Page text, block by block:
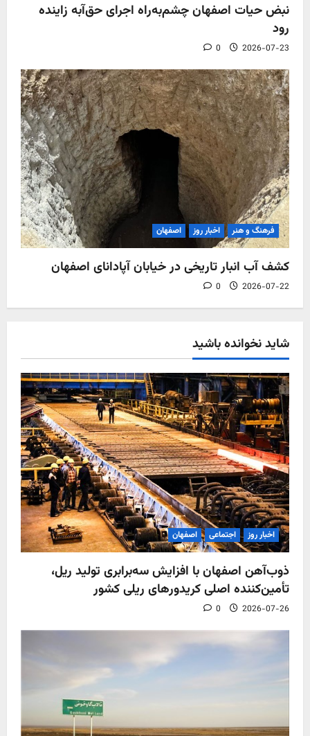
نبض حیات اصفهان چشم‌به‌راه اجرای حق‌آبه زاینده
رود
2026-07-23
0
فرهنگ و هنر اخبار روز اصفهان
کشف آب‌ انبار تاریخی در خیابان آپادانای اصفهان
2026-07-22
0
شاید نخوانده باشید
اخبار روز اجتماعی اصفهان
ذوب‌آهن اصفهان با افزایش سه‌برابری تولید ریل،
تأمین‌کننده اصلی کریدورهای ریلی کشور
2026-07-26
0